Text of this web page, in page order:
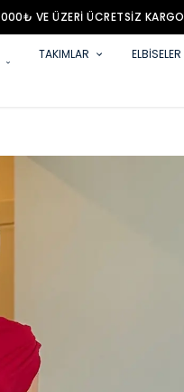
VE ÜZERİ ÜCRETSİZ KARGO
TAKIMLAR ELBİSELER